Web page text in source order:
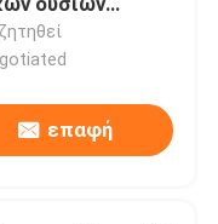
επαφή